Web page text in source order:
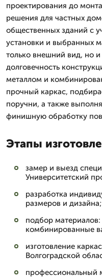
проектирования до
решения для частных
общественных зданий с
установки и выбранных
только внешний вид, но и
долговечность
металлом и
прочный каркас,
поручни, а также
финишную обработку
Этапы
замер и выезд
Университетский
разработка
размеров и дизайна;
подбор
комбинированные
изготовление
Волгоградской
профессиональный